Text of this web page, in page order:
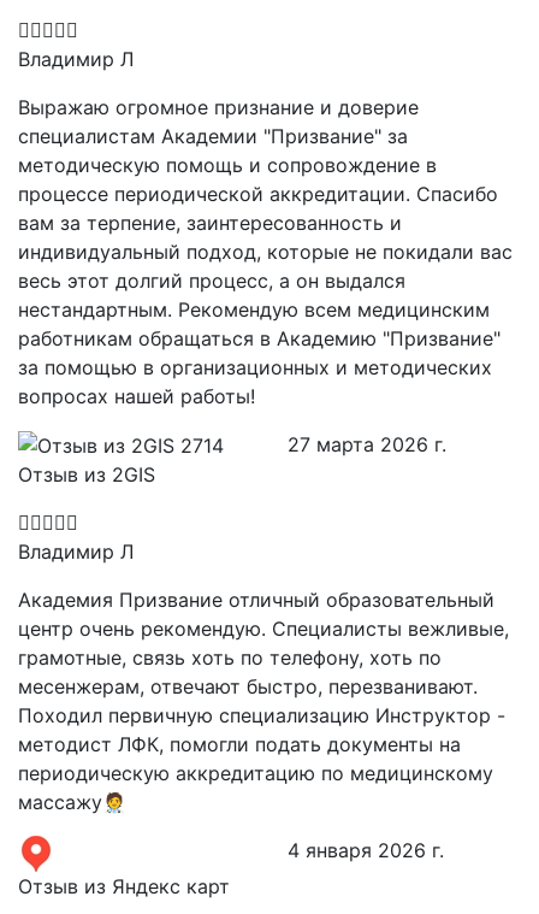
Владимир Л
Выражаю огромное признание и доверие
специалистам Академии "Призвание" за
методическую помощь и сопровождение в
процессе периодической аккредитации. Спасибо
вам за терпение, заинтересованность и
индивидуальный подход, которые не покидали вас
весь этот долгий процесс, а он выдался
нестандартным. Рекомендую всем медицинским
работникам обращаться в Академию "Призвание"
за помощью в организационных и методических
вопросах нашей работы!
Отзыв из 2GIS
27 марта 2026 г.
Владимир Л
Академия Призвание отличный образовательный
центр очень рекомендую. Специалисты вежливые,
грамотные, связь хоть по телефону, хоть по
месенжерам, отвечают быстро, перезванивают.
Походил первичную специализацию Инструктор -
методист ЛФК, помогли подать документы на
периодическую аккредитацию по медицинскому
массажу🧑‍⚕️
Отзыв из Яндекс карт
4 января 2026 г.